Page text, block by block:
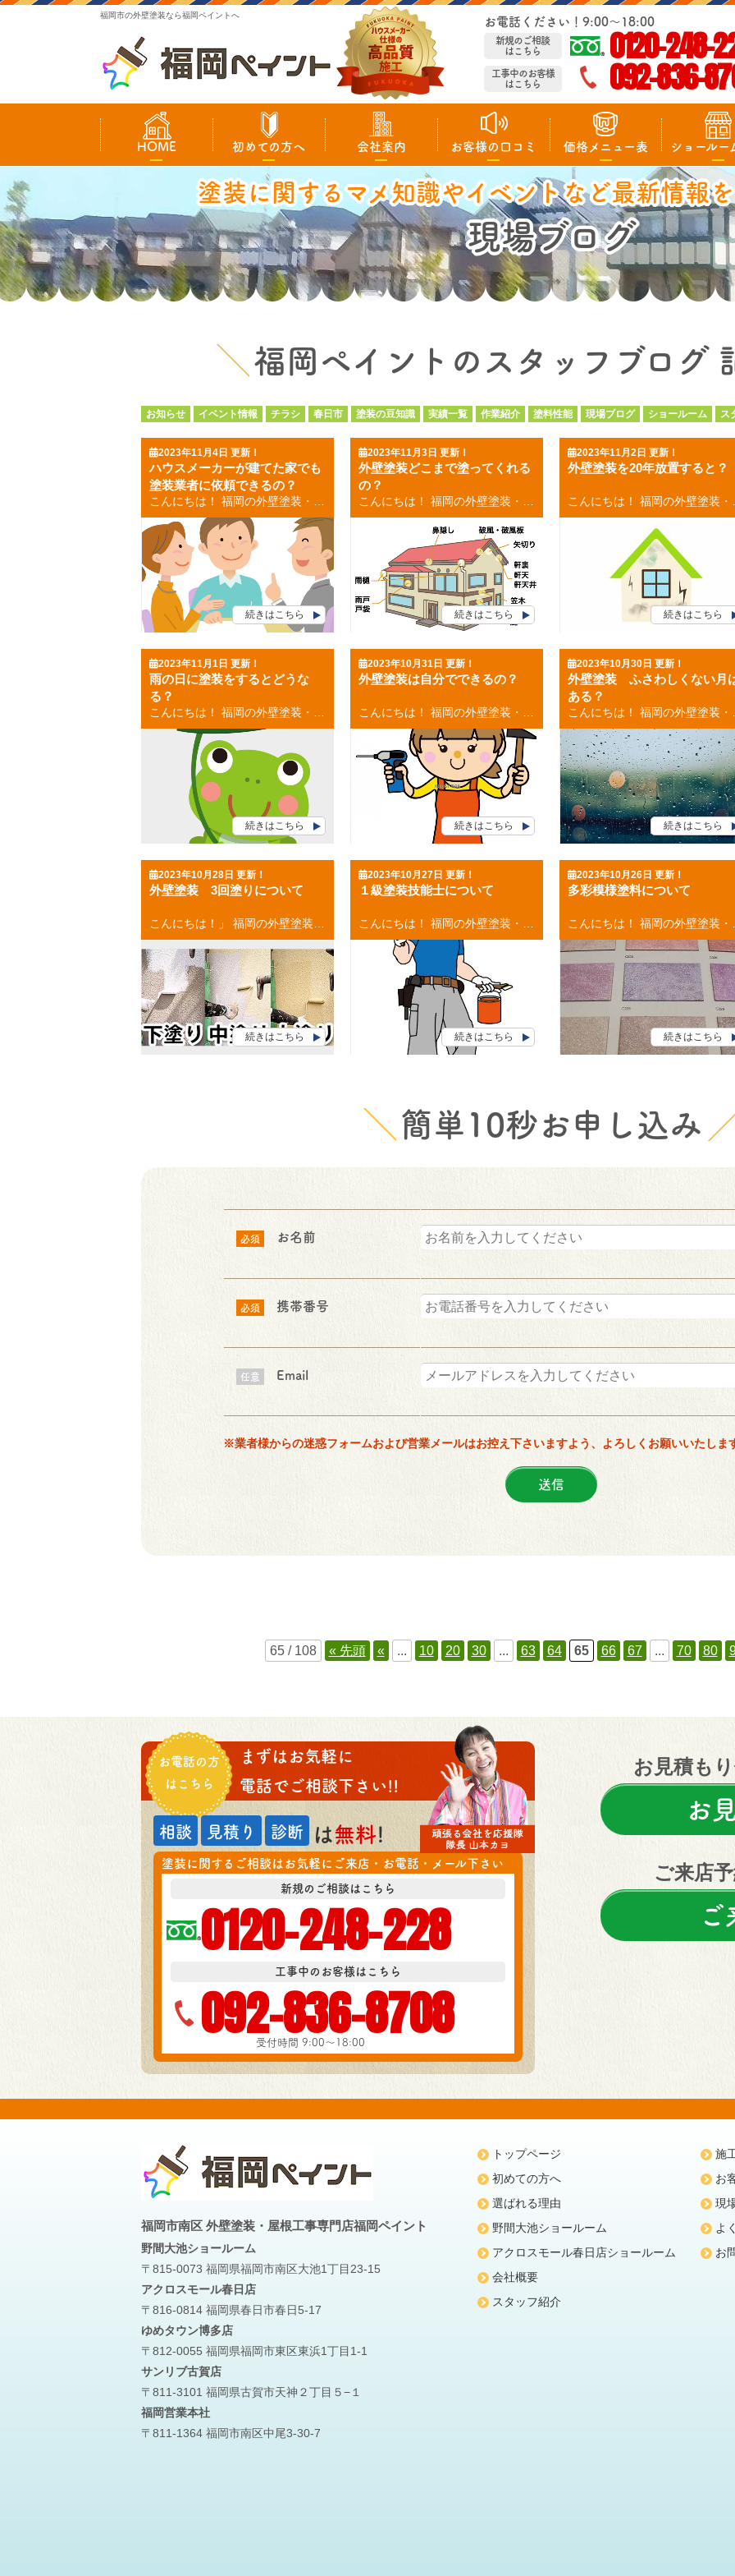
福岡市の外壁塗装なら福岡ペイントへ お電話ください！9:00～18:00
新規のご相談
はこちら
0120-248-
工事中のお客様
はこちら
092-836-
HOME 初めての方へ 会社案内 お客様の口コミ 価格メニュー表 ショールー
塗装に関するマメ知識やイベントなど最新情報
現場ブログ
福岡ペイントのスタッフブログ
お知らせ イベント情報 チラシ 春日市 塗装の豆知識 実績一覧 作業紹介 塗料性能 現場ブログ ショールーム ス
2023年11月4日 更新！
ハウスメーカーが建てた家でも
塗装業者に依頼できるの？
続きはこちら
2023年11月3日 更新！
外壁塗装どこまで塗ってくれる
の？
続きはこちら
2023年11月2日 更新！
外壁塗装を20年放置すると？
続きはこちら
2023年11月1日 更新！
雨の日に塗装をするとどうな
る？
続きはこちら
2023年10月31日 更新！
外壁塗装は自分でできるの？
続きはこちら
2023年10月30日 更新！
外壁塗装 ふさわしくない月
ある？
続きはこちら
2023年10月28日 更新！
外壁塗装 3回塗りについて
続きはこちら
2023年10月27日 更新！
１級塗装技能士について
続きはこちら
2023年10月26日 更新！
多彩模様塗料について
続きはこちら
簡単10秒お申し込み
必須 お名前
必須 携帯番号
任意 Email
※業者様からの迷惑フォームおよび営業メールはお控え下さいますよう、よろしくお願いいたしま
65 / 108 « 先頭 « ... 10 20 30 ... 63 64 65 66 67 ... 70 80
お電話の方
はこちら
まずはお気軽に
電話でご相談下さい!!
相談 見積り 診断 は無料!
塗装に関するご相談はお気軽にご来店・お電話・メール下さい
新規のご相談はこちら
0120-248-228
工事中のお客様はこちら
092-836-8708
受付時間 9:00～18:00
お見積も
お
ご来店
ご
福岡市南区 外壁塗装・屋根工事専門店福岡ペイント
野間大池ショールーム
〒815-0073 福岡県福岡市南区大池1丁目23-15
アクロスモール春日店
〒816-0814 福岡県春日市春日5-17
ゆめタウン博多店
〒812-0055 福岡県福岡市東区東浜1丁目1-1
サンリブ古賀店
〒811-3101 福岡県古賀市天神２丁目５−１
福岡営業本社
〒811-1364 福岡市南区中尾3-30-7
トップページ
初めての方へ
選ばれる理由
野間大池ショールーム
アクロスモール春日店ショールーム
会社概要
スタッフ紹介
施
お
現
よ
お